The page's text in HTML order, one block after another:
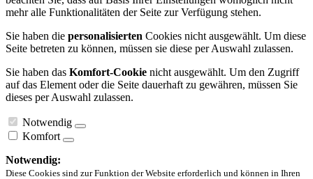
mehr alle Funktionalitäten der Seite zur Verfügung stehen.
Sie haben die personalisierten Cookies nicht ausgewählt. Um diese
Seite betreten zu können, müssen sie diese per Auswahl zulassen.
Sie haben das Komfort-Cookie nicht ausgewählt. Um den Zugriff
auf das Element oder die Seite dauerhaft zu gewähren, müssen Sie
dieses per Auswahl zulassen.
Notwendig
Komfort
Notwendig:
Diese Cookies sind zur Funktion der Website erforderlich und können in Ihren